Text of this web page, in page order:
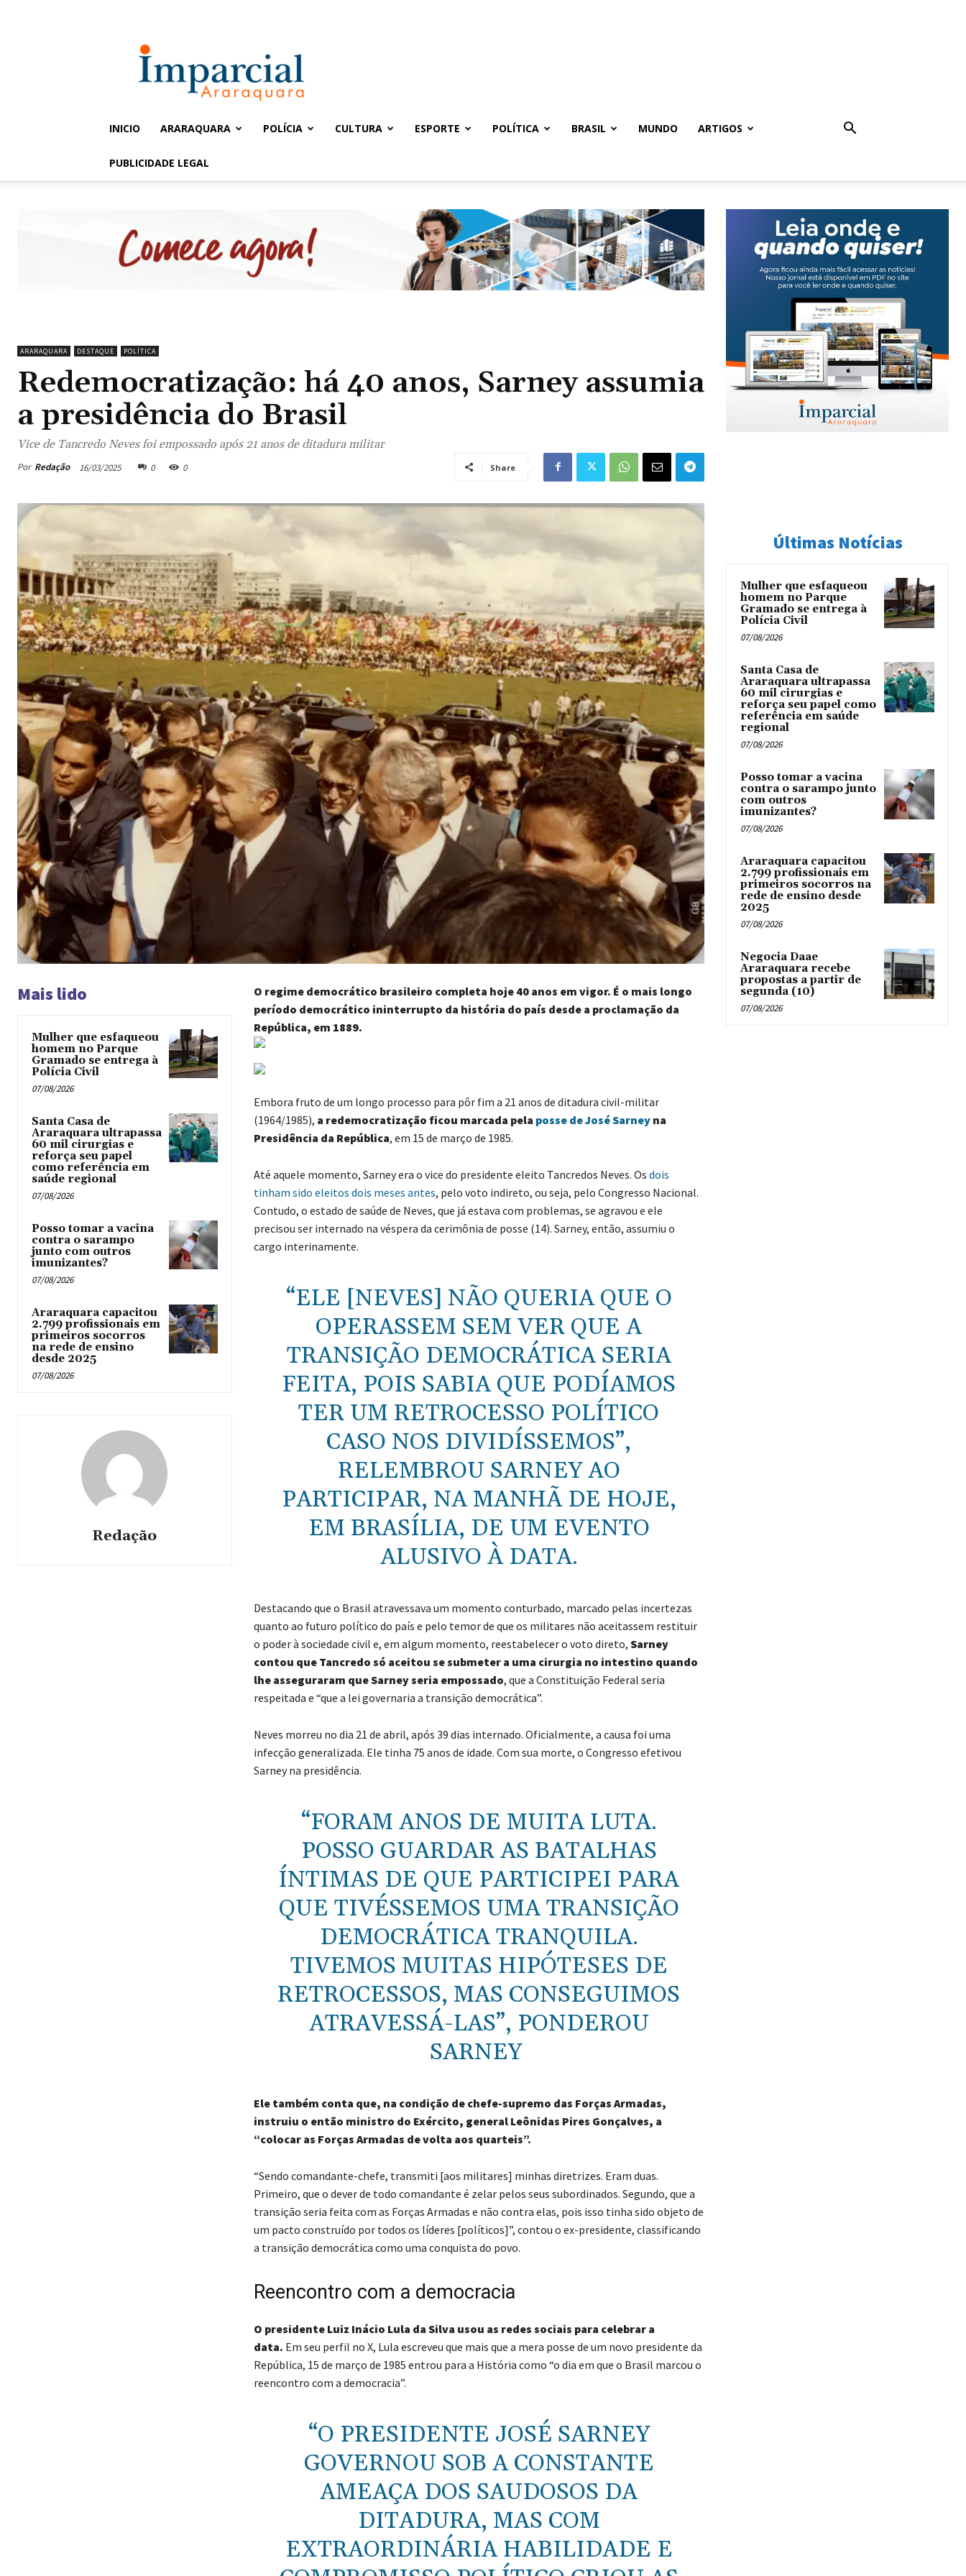
Imparcial
INICIO ARARAQUARA POLÍCIA CULTURA ESPORTE POLÍTICA BRASIL MUNDO ARTIGOS
PUBLICIDADE LEGAL
ARARAQUARA DESTAQUE POLÍTICA
Redemocratização: há 40 anos, Sarney assumia
a presidência do Brasil
Vice de Tancredo Neves foi empossado após 21 anos de ditadura militar
Por Redação 16/03/2025 0 0 Share
Mais lido
Mulher que esfaqueou
homem no Parque
Gramado se entrega à
Polícia Civil
07/08/2026
Santa Casa de
Araraquara ultrapassa
60 mil cirurgias e
reforça seu papel
como referência em
saúde regional
07/08/2026
Posso tomar a vacina
contra o sarampo
junto com outros
imunizantes?
07/08/2026
Araraquara capacitou
2.799 profissionais em
primeiros socorros
na rede de ensino
desde 2025
07/08/2026
Redação
O regime democrático brasileiro completa hoje 40 anos em vigor. É o mais longo
período democrático ininterrupto da história do país desde a proclamação da
República, em 1889.
Embora fruto de um longo processo para pôr fim a 21 anos de ditadura civil-militar
(1964/1985), a redemocratização ficou marcada pela posse de José Sarneyna
Presidência da República, em 15 de março de 1985.
Até aquele momento, Sarney era o vice do presidente eleito Tancredos Neves. Os dois
tinham sido eleitos dois meses antes, pelo voto indireto, ou seja, pelo Congresso Nacional.
Contudo, o estado de saúde de Neves, que já estava com problemas, se agravou e ele
precisou ser internado na véspera da cerimônia de posse (14). Sarney, então, assumiu o
cargo interinamente.
“ELE [NEVES] NÃO QUERIA QUE O
OPERASSEM SEM VER QUE A
TRANSIÇÃO DEMOCRÁTICA SERIA
FEITA, POIS SABIA QUE PODÍAMOS
TER UM RETROCESSO POLÍTICO
CASO NOS DIVIDÍSSEMOS”,
RELEMBROU SARNEY AO
PARTICIPAR, NA MANHÃ DE HOJE,
EM BRASÍLIA, DE UM EVENTO
ALUSIVO À DATA.
Destacando que o Brasil atravessava um momento conturbado, marcado pelas incertezas
quanto ao futuro político do país e pelo temor de que os militares não aceitassem restituir
o poder à sociedade civil e, em algum momento, reestabelecer o voto direto, Sarney
contou que Tancredo só aceitou se submeter a uma cirurgia no intestino quando
lhe asseguraram que Sarney seria empossado, que a Constituição Federal seria
respeitada e “que a lei governaria a transição democrática”.
Neves morreu no dia 21 de abril, após 39 dias internado. Oficialmente, a causa foi uma
infecção generalizada. Ele tinha 75 anos de idade. Com sua morte, o Congresso efetivou
Sarney na presidência.
“FORAM ANOS DE MUITA LUTA.
POSSO GUARDAR AS BATALHAS
ÍNTIMAS DE QUE PARTICIPEI PARA
QUE TIVÉSSEMOS UMA TRANSIÇÃO
DEMOCRÁTICA TRANQUILA.
TIVEMOS MUITAS HIPÓTESES DE
RETROCESSOS, MAS CONSEGUIMOS
ATRAVESSÁ-LAS”, PONDEROU
SARNEY
Ele também conta que, na condição de chefe-supremo das Forças Armadas,
instruiu o então ministro do Exército, general Leônidas Pires Gonçalves, a
“colocar as Forças Armadas de volta aos quarteis”.
“Sendo comandante-chefe, transmiti [aos militares] minhas diretrizes. Eram duas.
Primeiro, que o dever de todo comandante é zelar pelos seus subordinados. Segundo, que a
transição seria feita com as Forças Armadas e não contra elas, pois isso tinha sido objeto de
um pacto construído por todos os líderes [políticos]”, contou o ex-presidente, classificando
a transição democrática como uma conquista do povo.
Reencontro com a democracia
O presidente Luiz Inácio Lula da Silva usou as redes sociais para celebrar a
data. Em seu perfil no X, Lula escreveu que mais que a mera posse de um novo presidente da
República, 15 de março de 1985 entrou para a História como “o dia em que o Brasil marcou o
reencontro com a democracia”.
“O PRESIDENTE JOSÉ SARNEY
GOVERNOU SOB A CONSTANTE
AMEAÇA DOS SAUDOSOS DA
DITADURA, MAS COM
EXTRAORDINÁRIA HABILIDADE E
Últimas Notícias
Mulher que esfaqueou
homem no Parque
Gramado se entrega à
Polícia Civil
07/08/2026
Santa Casa de
Araraquara ultrapassa
60 mil cirurgias e
reforça seu papel como
referência em saúde
regional
07/08/2026
Posso tomar a vacina
contra o sarampo junto
com outros
imunizantes?
07/08/2026
Araraquara capacitou
2.799 profissionais em
primeiros socorros na
rede de ensino desde
2025
07/08/2026
Negocia Daae
Araraquara recebe
propostas a partir de
segunda (10)
07/08/2026